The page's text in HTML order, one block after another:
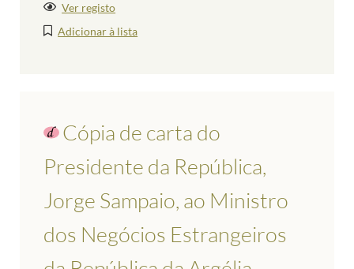
Ver registo
Adicionar à lista
Cópia de carta do
Presidente da República,
Jorge Sampaio, ao Ministro
dos Negócios Estrangeiros